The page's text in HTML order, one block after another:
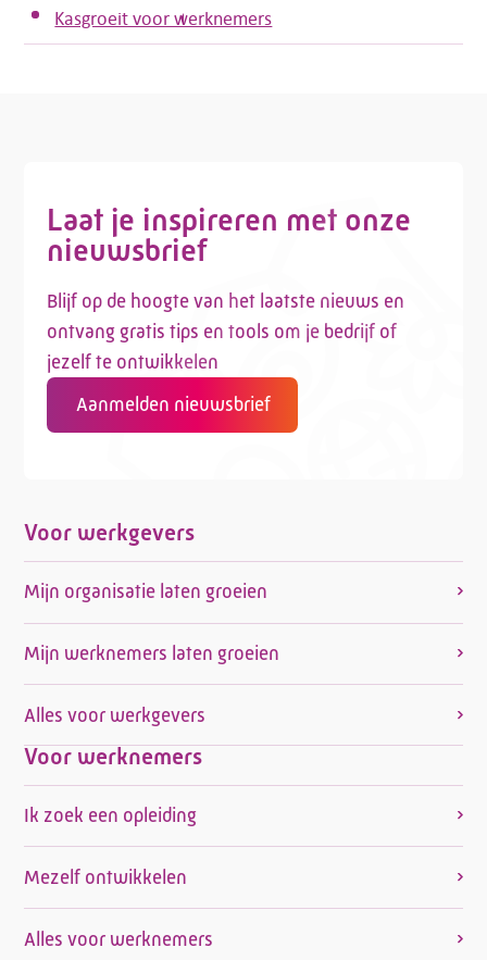
Kasgroeit voor werknemers
Laat je inspireren met onze
nieuwsbrief
Blijf op de hoogte van het laatste nieuws en
ontvang gratis tips en tools om je bedrijf of
jezelf te ontwikkelen
Aanmelden nieuwsbrief
Voor werkgevers
Mijn organisatie laten groeien
Mijn werknemers laten groeien
Alles voor werkgevers
Voor werknemers
Ik zoek een opleiding
Mezelf ontwikkelen
Alles voor werknemers